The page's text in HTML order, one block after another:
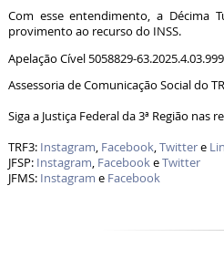
Com esse entendimento, a Décima
provimento ao recurso do INSS.
Apelação Cível 5058829-
Assessoria de Comunicação Social do
Siga a Justiça Federal da 3ª Região nas
TRF3: Instagram, Facebook,Twittere
JFSP: Instagram, FacebookeTwitter
JFMS: Instagram e Facebook